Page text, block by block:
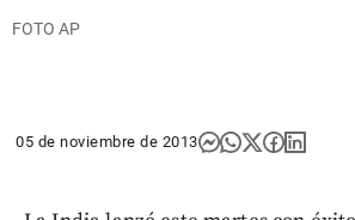
FOTO AP
05 de noviembre de 2013